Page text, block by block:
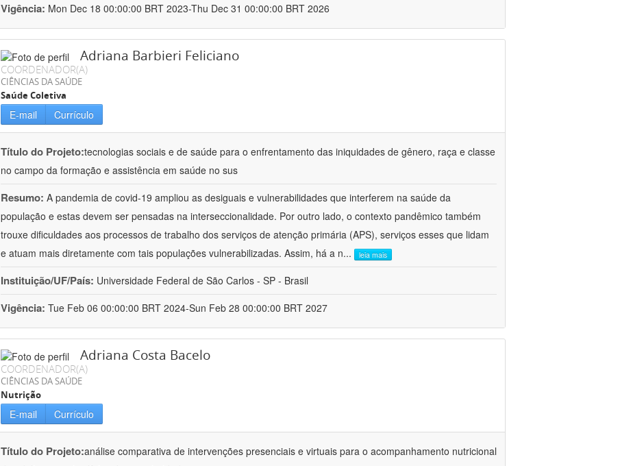
Vigência: Mon Dec 18 00:00:00 BRT 2023-Thu Dec 31 00:00:00 BRT 2026
Adriana Barbieri Feliciano
COORDENADOR(A)
CIÊNCIAS DA SAÚDE
Saúde Coletiva
E-mail Currículo
Título do Projeto:tecnologias sociais e de saúde para o enfrentamento das iniquidades de gênero, raça e classe
no campo da formação e assistência em saúde no sus
Resumo: A pandemia de covid-19 ampliou as desiguais e vulnerabilidades que interferem na saúde da
população e estas devem ser pensadas na interseccionalidade. Por outro lado, o contexto pandêmico também
trouxe dificuldades aos processos de trabalho dos serviços de atenção primária (APS), serviços esses que lidam
e atuam mais diretamente com tais populações vulnerabilizadas. Assim, há a n... leia mais
Instituição/UF/País: Universidade Federal de São Carlos - SP - Brasil
Vigência: Tue Feb 06 00:00:00 BRT 2024-Sun Feb 28 00:00:00 BRT 2027
Adriana Costa Bacelo
COORDENADOR(A)
CIÊNCIAS DA SAÚDE
Nutrição
E-mail Currículo
Título do Projeto:análise comparativa de intervenções presenciais e virtuais para o acompanhamento nutricional